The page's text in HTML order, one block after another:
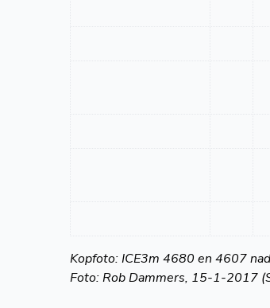
Kopfoto: ICE3m 4680 en 4607
Foto: Rob Dammers, 15-1-2017